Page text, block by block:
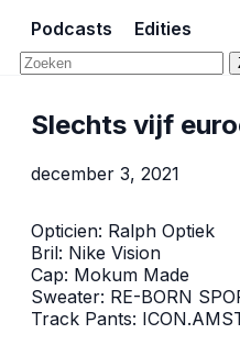
Podcasts
Edities
Slechts vijf
december 3, 2021
Opticien: Ralph Optiek
Bril: Nike Vision
Cap: Mokum Made
Sweater: RE-BORN
Track Pants: